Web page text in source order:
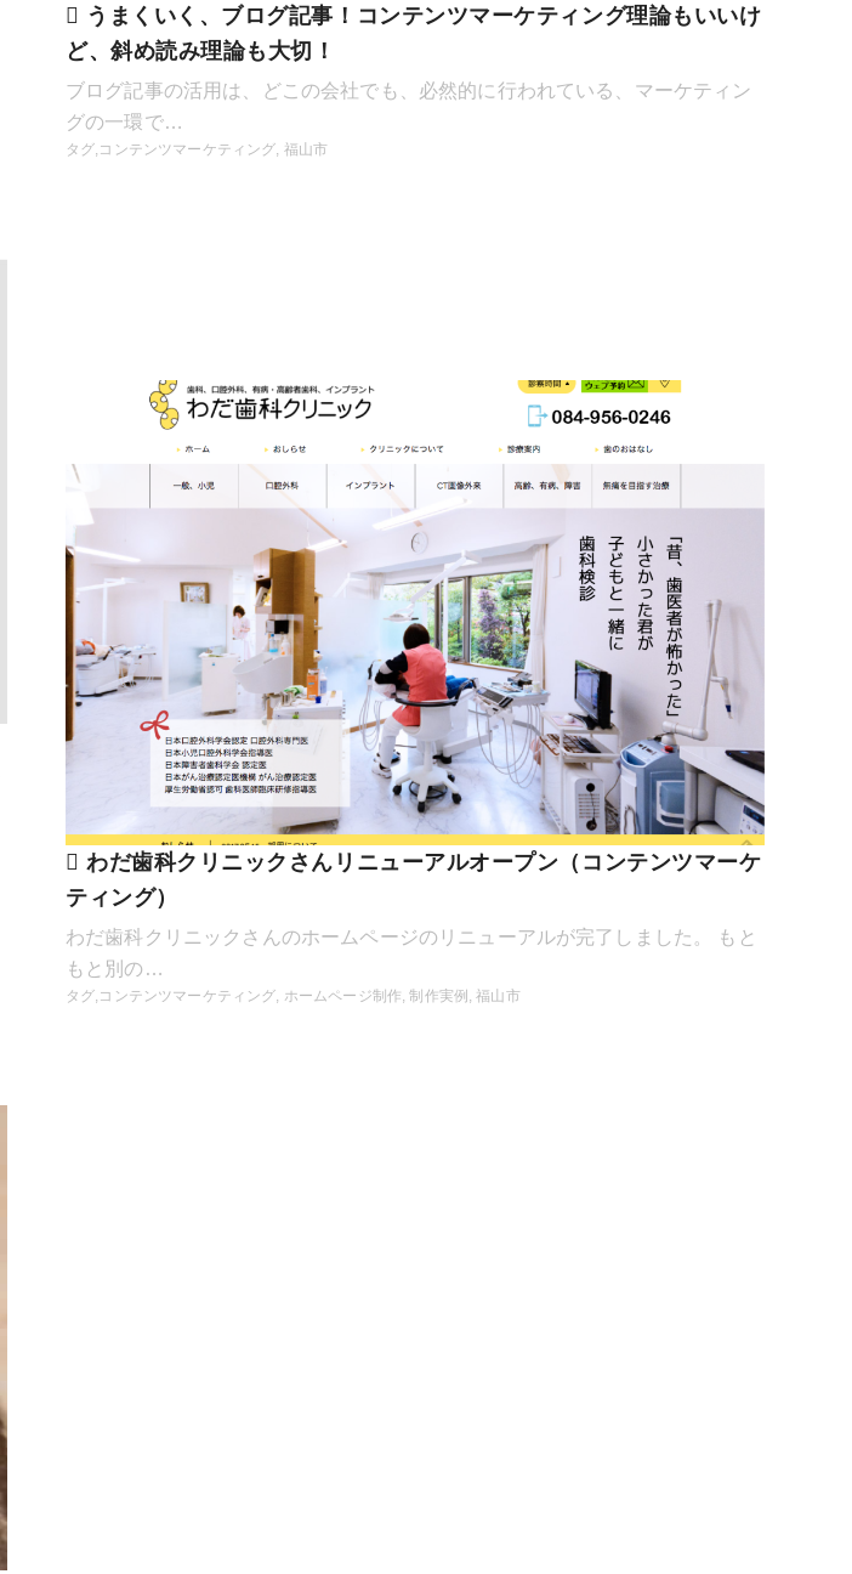
うまくいく、ブログ記事！コンテンツマーケティング理論もいいけ
ど、斜め読み理論も大切！
ブログ記事の活用は、どこの会社でも、必然的に行われている、マーケティン
グの一環で…
タグ, コンテンツマーケティング, 福山市
わだ歯科クリニックさんリニューアルオープン（コンテンツマーケ
ティング）
わだ歯科クリニックさんのホームページのリニューアルが完了しました。 もと
もと別の…
タグ, コンテンツマーケティング, ホームページ制作,制作実例 ,福山市